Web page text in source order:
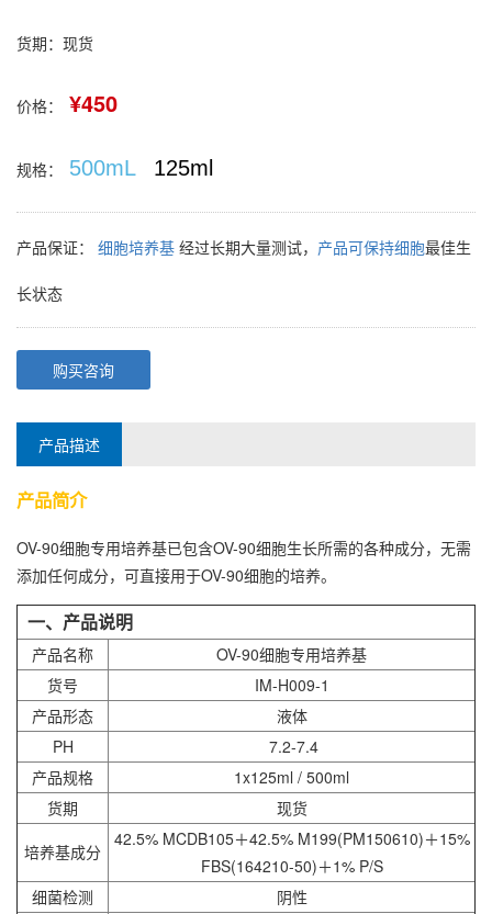
货期：现货
价格： ¥450
规格： 500mL 125ml
产品保证： 细胞培养基 经过长期大量测试， 产品可保持细胞最佳生
长状态
购买咨询
产品描述
产品简介
OV-90细胞专用培养基已包含OV-90细胞生长所需的各种成分，无需
添加任何成分，可直接用于OV-90细胞的培养。
一、产品说明
产品名称
OV-90细胞专用培养基
货号
IM-H009-1
产品形态
液体
PH
7.2-7.4
产品规格
1x125ml / 500ml
货期
现货
培养基成分
42.5% MCDB105＋42.5% M199(PM150610)＋15%
FBS(164210-50)＋1% P/S
细菌检测
阴性